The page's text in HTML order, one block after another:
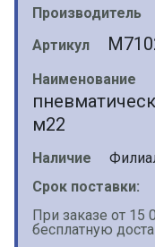
Производитель
Артикул
Наименование
м22
Наличие
Срок поставки:
При заказе от 15
бесплатную